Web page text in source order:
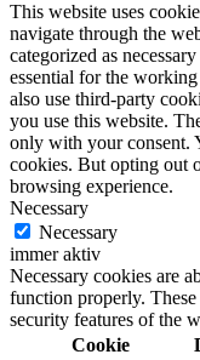
This website uses
navigate through the
categorized as
essential for the
also use third-party
you use this website.
only with your consent.
cookies. But opting out
browsing experience.
Necessary
Necessary
immer aktiv
Necessary cookies are
function properly.
security features of the
Cookie